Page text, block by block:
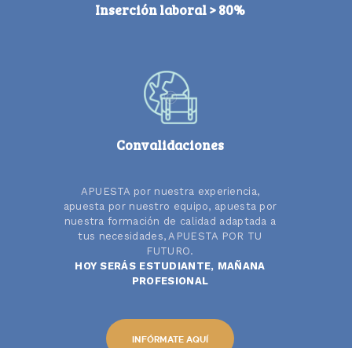
Inserción laboral > 80%
Convalidaciones
APUESTA por nuestra experiencia,
apuesta por nuestro equipo, apuesta por
nuestra formación de calidad adaptada a
tus necesidades, APUESTA POR TU
FUTURO.
HOY SERÁS ESTUDIANTE, MAÑANA
PROFESIONAL
INFÓRMATE AQUÍ